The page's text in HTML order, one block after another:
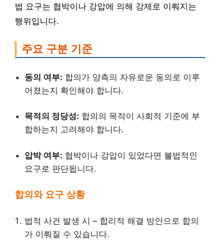
법 요구는 협박이나 강압에 의해 강제로 이뤄지는
행위입니다.
주요 구분 기준
동의 여부: 합의가 양측의 자유로운 동의로 이루
어졌는지 확인해야 합니다.
목적의 정당성: 합의의 목적이 사회적 기준에 부
합하는지 고려해야 합니다.
압박 여부: 협박이나 강압이 있었다면 불법적인
요구로 판단됩니다.
합의와 요구 상황
법적 사건 발생 시 – 합리적 해결 방안으로 합의
가 이뤄질 수 있습니다.